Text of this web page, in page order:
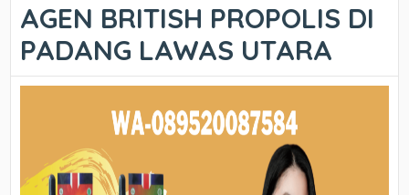
AGEN BRITISH PROPOLIS DI
PADANG LAWAS UTARA